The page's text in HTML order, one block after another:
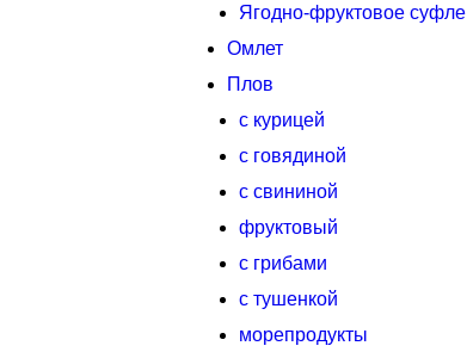
Ягодно-фруктовое суфле
Омлет
Плов
с курицей
с говядиной
с свининой
фруктовый
с грибами
с тушенкой
морепродукты